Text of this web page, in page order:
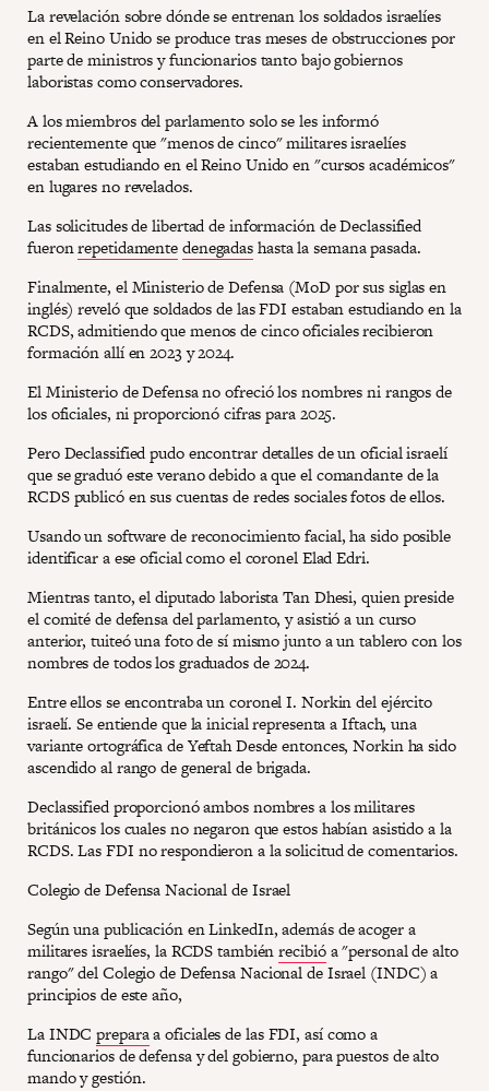
La revelación sobre dónde se entrenan los soldados israelíes
en el Reino Unido se produce tras meses de obstrucciones por
parte de ministros y funcionarios tanto bajo gobiernos
laboristas como conservadores.
A los miembros del parlamento solo se les informó
recientemente que "menos de cinco" militares israelíes
estaban estudiando en el Reino Unido en "cursos académicos"
en lugares no revelados.
Las solicitudes de libertad de información de Declassified
fueronrepetidamentedenegadashasta la semana pasada.
Finalmente, el Ministerio de Defensa (MoD por sus siglas en
inglés) reveló que soldados de las FDI estaban estudiando en la
RCDS, admitiendo que menos de cinco oficiales recibieron
formación allí en 2023 y 2024.
El Ministerio de Defensa no ofreció los nombres ni rangos de
los oficiales, ni proporcionó cifras para 2025.
Pero Declassified pudo encontrar detalles de un oficial israelí
que se graduó este verano debido a que el comandante de la
RCDS publicó en sus cuentas de redes sociales fotos de ellos.
Usando un software de reconocimiento facial, ha sido posible
identificar a ese oficial como el coronel Elad Edri.
Mientras tanto, el diputado laborista Tan Dhesi, quien preside
el comité de defensa del parlamento, y asistió a un curso
anterior, tuiteó una foto de sí mismo junto a un tablero con los
nombres de todos los graduados de 2024.
Entre ellos se encontraba un coronel I. Norkin del ejército
israelí. Se entiende que la inicial representa a Iftach, una
variante ortográfica de Yeftah Desde entonces, Norkin ha sido
ascendido al rango de general de brigada.
Declassified proporcionó ambos nombres a los militares
británicos los cuales no negaron que estos habían asistido a la
RCDS. Las FDI no respondieron a la solicitud de comentarios.
Colegio de Defensa Nacional de Israel
Según una publicación en LinkedIn, además de acoger a
militares israelíes, la RCDS tambiénrecibióa "personal de alto
rango" del Colegio de Defensa Nacional de Israel (INDC) a
principios de este año,
La INDCpreparaa oficiales de las FDI, así como a
funcionarios de defensa y del gobierno, para puestos de alto
mando y gestión.